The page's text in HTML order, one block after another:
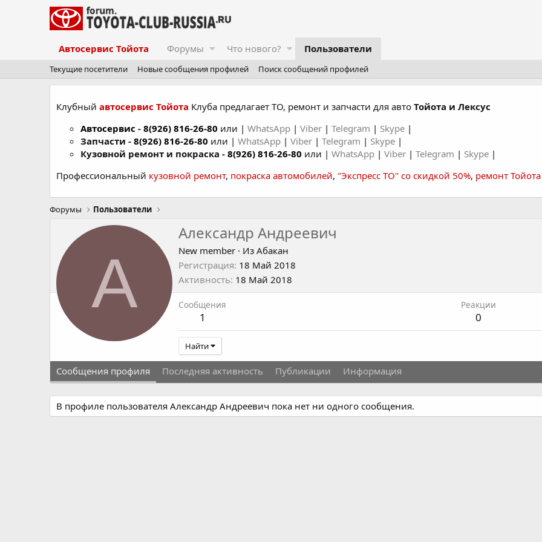
Автосервис Тойота Форумы Что нового? Пользователи
Текущие посетители Новые сообщения профилей Поиск сообщений профилей
Клубный автосервис Тойота Клуба предлагает ТО, ремонт и запчасти для авто Тойота и Лексус
Автосервис - 8(926) 816-26-80 или | WhatsApp | Viber | Telegram | Skype |
Запчасти - 8(926) 816-26-80 или | WhatsApp | Viber | Telegram | Skype |
Кузовной ремонт и покраска - 8(926) 816-26-80 или | WhatsApp | Viber | Telegram | Skype |
Профессиональный кузовной ремонт, покраска автомобилей, "Экспресс ТО" со скидкой 50%, ремонт Тойота
Форумы Пользователи
А
Александр Андреевич
New member · Из Абакан
Регистрация 18 Май 2018
Активность 18 Май 2018
Сообщения
1
Реакции
0
Найти
Сообщения профиля Последняя активность Публикации Информация
В профиле пользователя Александр Андреевич пока нет ни одного сообщения.